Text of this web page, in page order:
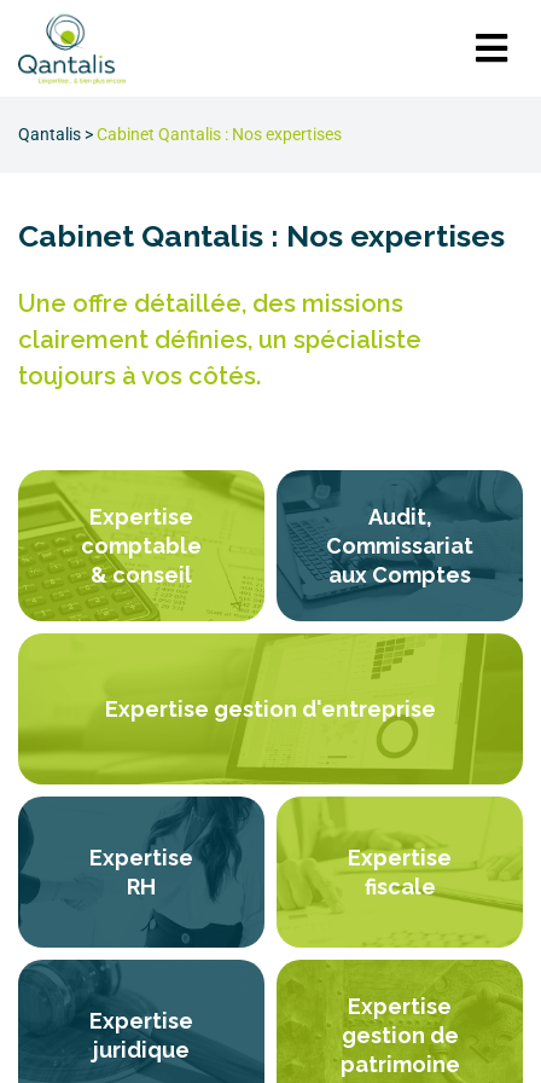
Qantalis >Cabinet Qantalis : Nos expertises
Cabinet Qantalis : Nos expertises
Une offre détaillée, des missions
clairement définies, un spécialiste
toujours à vos côtés.
Expertise
comptable
& conseil
Audit,
Commissariat
aux Comptes
Expertise gestion d'entreprise
Expertise
RH
Expertise
fiscale
Expertise
juridique
Expertise
gestion de
patrimoine